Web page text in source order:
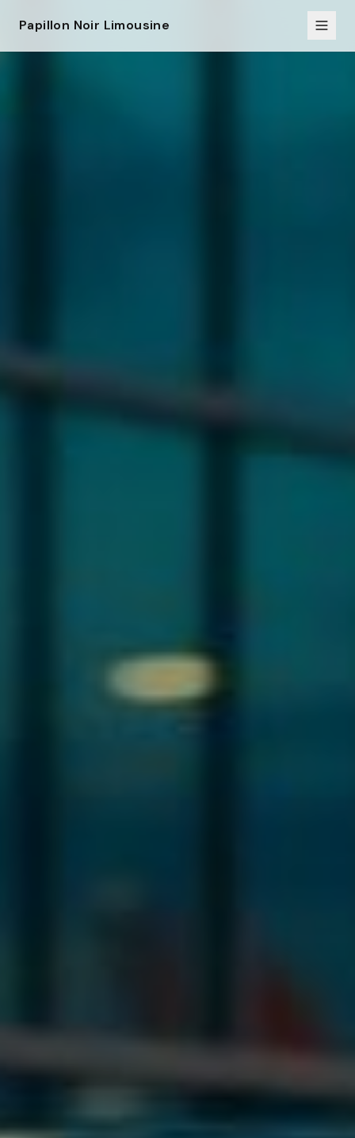
Papillon Noir Limousine